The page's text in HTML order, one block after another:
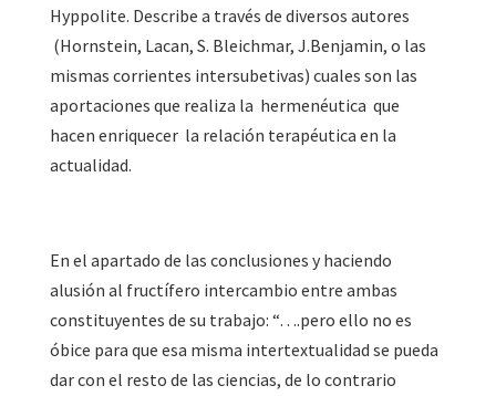
Hyppolite. Describe a través de diversos autores
(Hornstein, Lacan, S. Bleichmar, J.Benjamin, o las
mismas corrientes intersubetivas) cuales son las
aportaciones que realiza la hermenéutica que
hacen enriquecer la relación terapéutica en la
actualidad.
En el apartado de las conclusiones y haciendo
alusión al fructífero intercambio entre ambas
constituyentes de su trabajo: “….pero ello no es
óbice para que esa misma intertextualidad se pueda
dar con el resto de las ciencias, de lo contrario